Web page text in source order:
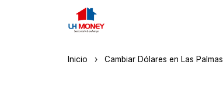
Inicio › Cambiar Dólares en Las Palmas